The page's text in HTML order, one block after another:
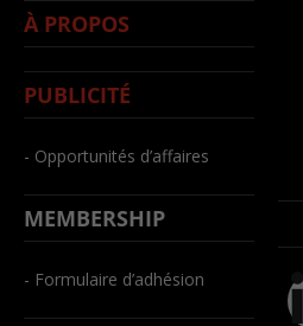
À PROPOS
PUBLICITÉ
- Opportunités d’affaires
MEMBERSHIP
- Formulaire d’adhésion